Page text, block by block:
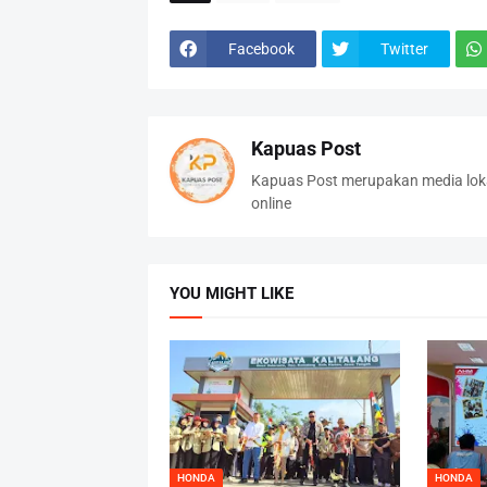
Facebook Twitter
Kapuas Post
Kapuas Post merupakan media
online
YOU MIGHT LIKE
HONDA HONDA